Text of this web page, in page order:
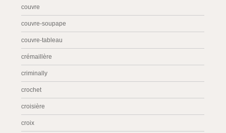
couvre
couvre-soupape
couvre-tableau
crémaillère
criminally
crochet
croisière
croix